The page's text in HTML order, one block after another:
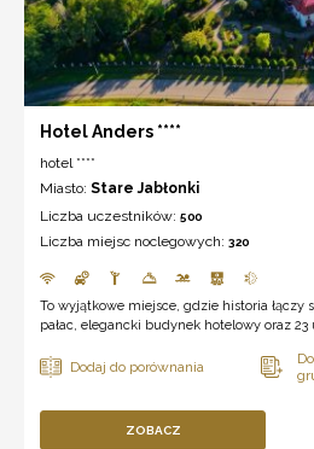
Hotel Anders ****
hotel ****
Miasto: Stare Jabłonki
Liczba uczestników: 500
Liczba miejsc noclegowych: 320
To wyjątkowe miejsce, gdzie historia łączy
pałac, elegancki budynek hotelowy oraz 23
ZOBACZ